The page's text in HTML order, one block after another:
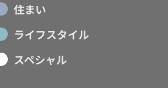
住まい
ライフスタイル
スペシャル